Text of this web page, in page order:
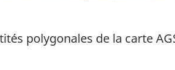
polygonales de la carte